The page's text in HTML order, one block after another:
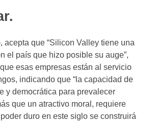
acepta que “Silicon Valley tiene una
el país que hizo posible su auge”,
esas empresas están al servicio
indicando que “la capacidad de
y democrática para prevalecer
que un atractivo moral, requiere
duro en este siglo se construirá